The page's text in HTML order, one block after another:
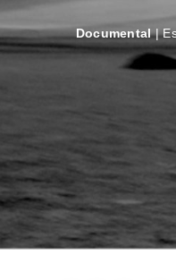
Documental|